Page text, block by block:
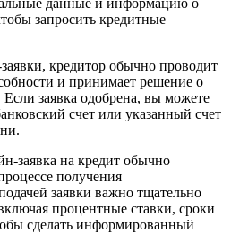
данные и информацию о
запросить кредитные
кредитор обычно проводит
и принимает решение о
заявка одобрена, вы можете
счет или указанный счет
заявка на кредит обычно
получения
заявки важно тщательно
процентные ставки, сроки
сделать информированный